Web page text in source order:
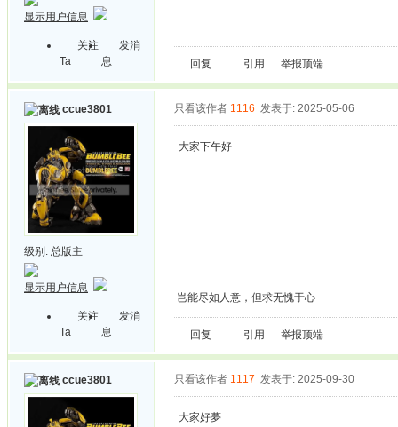
显示用户信息
关注
Ta
发消
息
回复 引用 举报顶端
ccue3801
级别: 总版主
显示用户信息
关注
Ta
发消
息
只看该作者 1116 发表于: 2025-05-06
大家下午好
岂能尽如人意，但求无愧于心
回复 引用 举报顶端
ccue3801 只看该作者 1117 发表于: 2025-09-30
大家好夢